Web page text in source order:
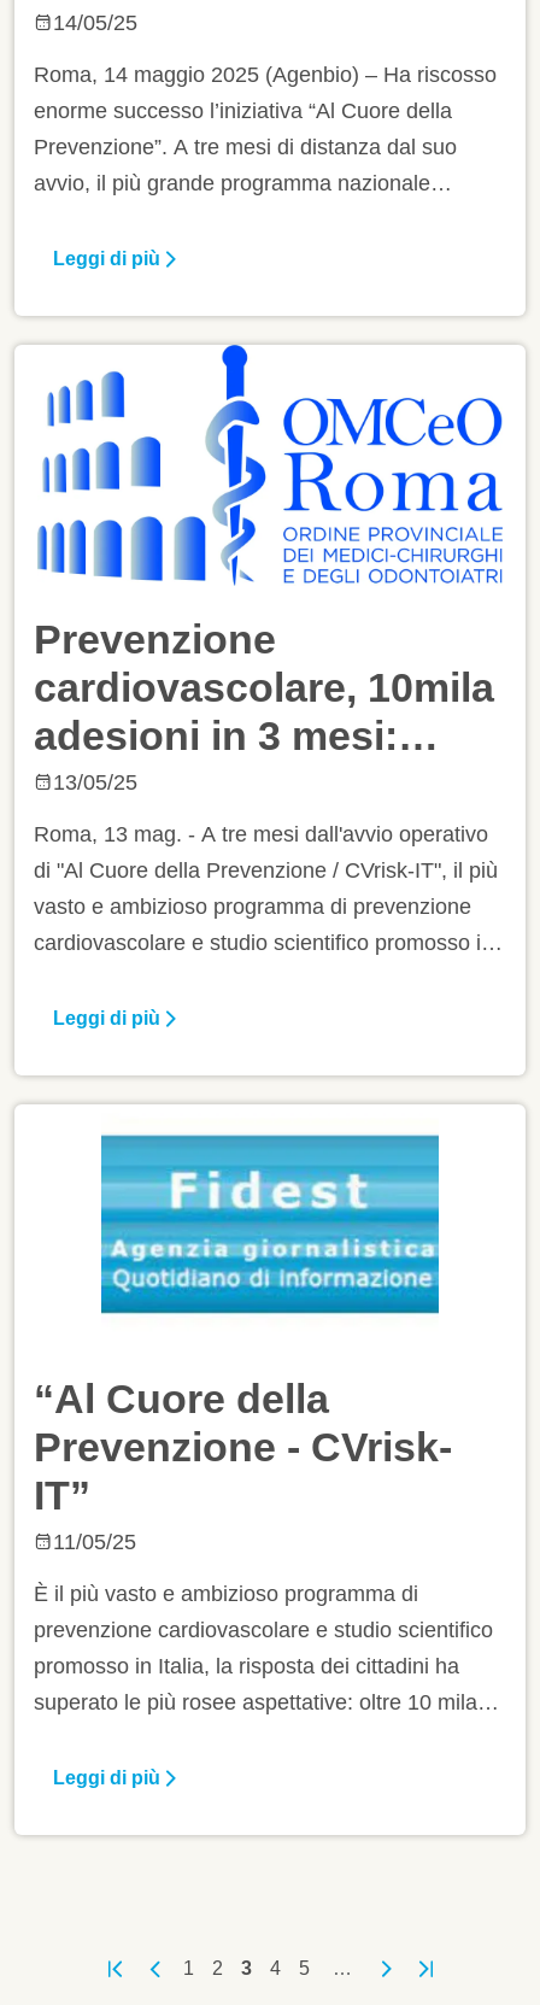
all’iniziativa di IRCCS
14/05/25
Roma, 14 maggio 2025 (Agenbio) – Ha riscosso
enorme successo l’iniziativa “Al Cuore della
Prevenzione”. A tre mesi di distanza dal suo
avvio, il più grande programma nazionale
raccolto diecimila adesioni.
Leggi di più
Prevenzione
cardiovascolare, 10mila
adesioni in 3 mesi:
studio della rete Irccs
del ministero
13/05/25
Roma, 13 mag. - A tre mesi dall'avvio operativo
di "Al Cuore della Prevenzione / CVrisk-IT", il più
vasto e ambizioso programma di prevenzione
cardiovascolare e studio scientifico promosso in
rosee aspettative: oltre 10 mila adesioni sono
dell'interesse della popolazione verso iniziative
concrete per la salute del cuore (prevalgono per
ora gli uomini con il 63,6% contro il 36,4% delle
donne).
Leggi di più
“Al Cuore della
Prevenzione - CVrisk-
IT”
11/05/25
È il più vasto e ambizioso programma di
prevenzione cardiovascolare e studio scientifico
promosso in Italia, la risposta dei cittadini ha
superato le più rosee aspettative: oltre 10 mila
dedicata del sito della Rete Cardiologica IRCCS
Leggi di più
Prima pagina
Pagina precedente
Pagina
1 Pagina
2 Pagina attuale
3 Pagina
4 Pagina
5 … Pagina successiva
Ultima pagina